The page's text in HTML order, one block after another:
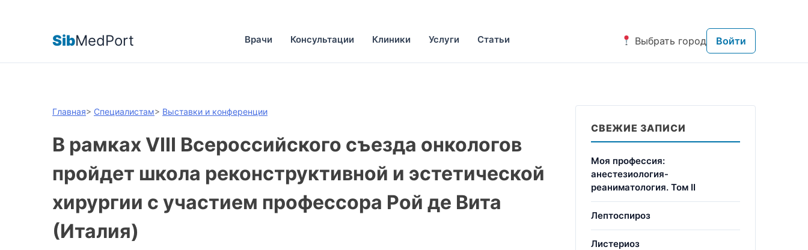
SibMedPort Врачи Консультации Клиники Услуги Статьи Выбрать город Войти
Главная> Специалистам> Выставки и конференции
В рамках VIII Всероссийского съезда онкологов
пройдет школа реконструктивной и эстетической
хирургии с участием профессора Рой де Вита
(Италия)
СВЕЖИЕ ЗАПИСИ
Моя профессия:
анестезиология-
реаниматология. Том II
Лептоспироз
Листериоз